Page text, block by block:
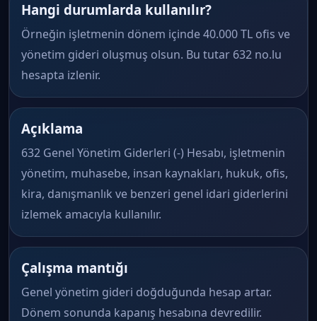
Hangi durumlarda kullanılır?
Örneğin işletmenin dönem içinde 40.000 TL ofis ve
yönetim gideri oluşmuş olsun. Bu tutar 632 no.lu
hesapta izlenir.
Açıklama
632 Genel Yönetim Giderleri (-) Hesabı, işletmenin
yönetim, muhasebe, insan kaynakları, hukuk, ofis,
kira, danışmanlık ve benzeri genel idari giderlerini
izlemek amacıyla kullanılır.
Çalışma mantığı
Genel yönetim gideri doğduğunda hesap artar.
Dönem sonunda kapanış hesabına devredilir.